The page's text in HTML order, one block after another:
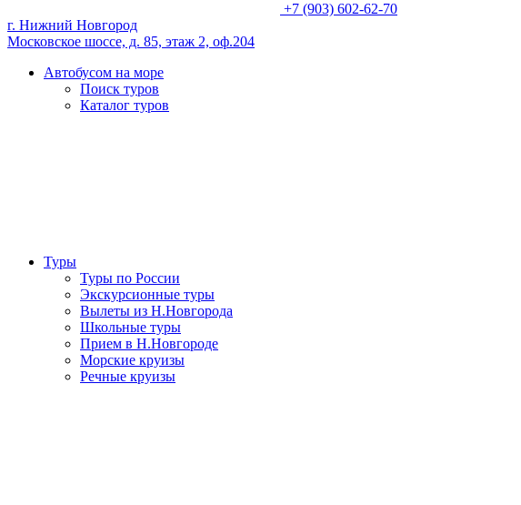
+7 (903) 602-62-70
г. Нижний Новгород
Московское шоссе, д. 85, этаж 2, оф.204
Автобусом на море
Поиск туров
Каталог туров
Туры
Туры по России
Экскурсионные туры
Вылеты из Н.Новгорода
Школьные туры
Прием в Н.Новгороде
Морские круизы
Речные круизы